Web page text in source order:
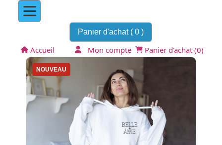
Panier d'achat (0 )
Accueil Mon compte Panier d'achat (0)
NOUVEAU